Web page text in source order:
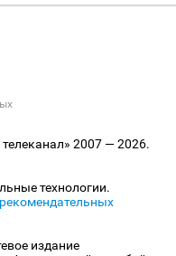
2007 — 2026.
технологии.
издание